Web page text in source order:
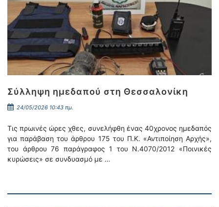
Σύλληψη ημεδαπού στη Θεσσαλονίκη
24/05/2026 10:43 πμ.
Τις πρωινές ώρες χθες, συνελήφθη ένας 40χρονος ημεδαπός
για παράβαση του άρθρου 175 του Π.Κ. «Αντιποίηση Αρχής»,
του άρθρου 76 παράγραφος 1 του Ν.4070/2012 «Ποινικές
κυρώσεις» σε συνδυασμό με …